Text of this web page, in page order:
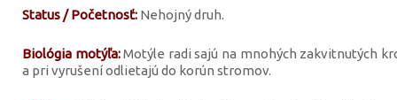
Status / Početnosť: Nehojný druh.
Biológia motýľa:Motýle radi sajú na mnohých zakvitnutých
a pri vyrušení odlietajú do korún stromov.